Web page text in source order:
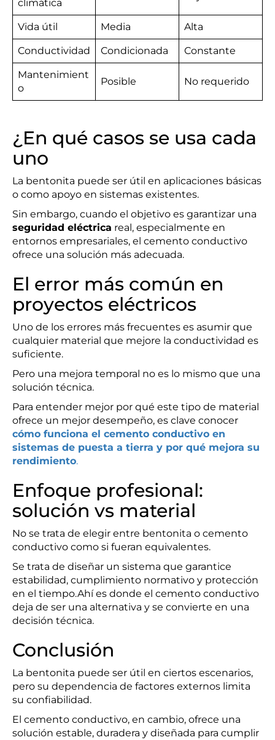
climática
Vida útil Media Alta
Conductividad Condicionada Constante
Mantenimient
o
Posible No requerido
¿En qué casos se usa cada
uno
La bentonita puede ser útil en aplicaciones básicas
o como apoyo en sistemas existentes.
Sin embargo, cuando el objetivo es garantizar una
seguridad eléctrica real, especialmente en
entornos empresariales, el cemento conductivo
ofrece una solución más adecuada.
El error más común en
proyectos eléctricos
Uno de los errores más frecuentes es asumir que
cualquier material que mejore la conductividad es
suficiente.
Pero una mejora temporal no es lo mismo que una
solución técnica.
Para entender mejor por qué este tipo de material
ofrece un mejor desempeño, es clave conocer
cómo funciona el cemento conductivo en
sistemas de puesta a tierra y por qué mejora su
rendimiento.
Enfoque profesional:
solución vs material
No se trata de elegir entre bentonita o cemento
conductivo como si fueran equivalentes.
Se trata de diseñar un sistema que garantice
estabilidad, cumplimiento normativo y protección
en el tiempo.Ahí es donde el cemento conductivo
deja de ser una alternativa y se convierte en una
decisión técnica.
Conclusión
La bentonita puede ser útil en ciertos escenarios,
pero su dependencia de factores externos limita
su confiabilidad.
El cemento conductivo, en cambio, ofrece una
solución estable, duradera y diseñada para cumplir